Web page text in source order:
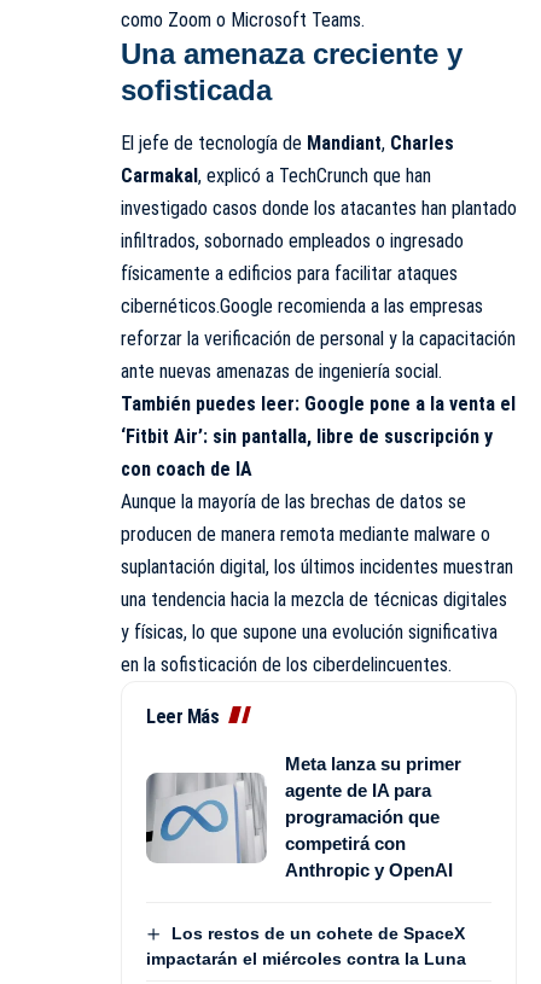
como Zoom o Microsoft Teams.
Una amenaza creciente y
sofisticada
El jefe de tecnología de Mandiant, Charles
Carmakal, explicó a TechCrunch que han
investigado casos donde los atacantes han plantado
infiltrados, sobornado empleados o ingresado
físicamente a edificios para facilitar ataques
cibernéticos.Google recomienda a las empresas
reforzar la verificación de personal y la capacitación
ante nuevas amenazas de ingeniería social.
También puedes leer: Google pone a la venta el
‘Fitbit Air’: sin pantalla, libre de suscripción y
con coach de IA
Aunque la mayoría de las brechas de datos se
producen de manera remota mediante malware o
suplantación digital, los últimos incidentes muestran
una tendencia hacia la mezcla de técnicas digitales
y físicas, lo que supone una evolución significativa
en la sofisticación de los ciberdelincuentes.
Leer Más
Meta lanza su primer
agente de IA para
programación que
competirá con
Anthropic y OpenAI
Los restos de un cohete de SpaceX
impactarán el miércoles contra la Luna